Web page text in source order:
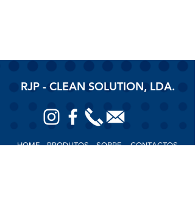
RJP - CLEAN SOLUTION, LDA.
HOMEPRODUTOSSOBRE CONTACTOS